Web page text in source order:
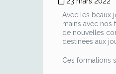
Avec les beaux
mains avec nos
de nouvelles
destinées aux
Ces formations